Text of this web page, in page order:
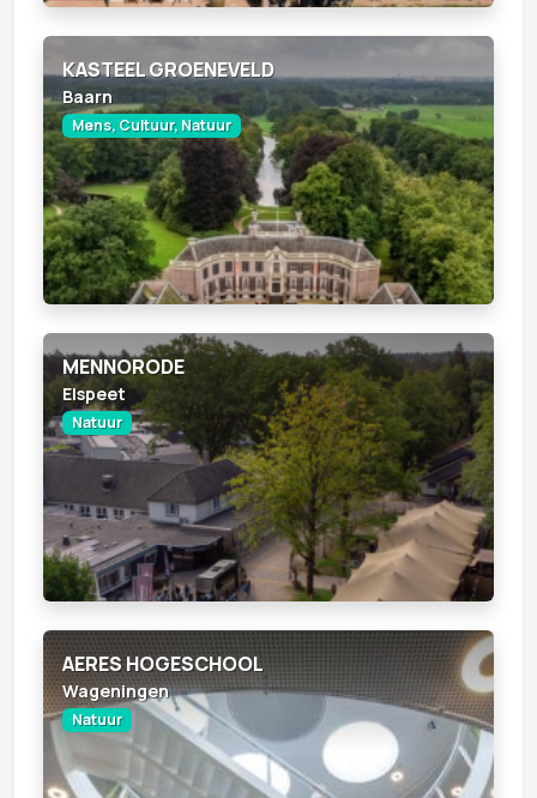
KASTEEL GROENEVELD
Baarn
Mens, Cultuur, Natuur
MENNORODE
Elspeet
Natuur
AERES HOGESCHOOL
Wageningen
Natuur